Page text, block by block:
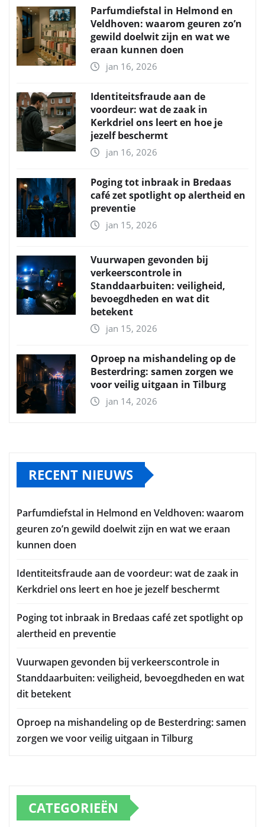
Parfumdiefstal in Helmond en
Veldhoven: waarom geuren zo’n
gewild doelwit zijn en wat we
eraan kunnen doen
jan 16, 2026
Identiteitsfraude aan de
voordeur: wat de zaak in
Kerkdriel ons leert en hoe je
jezelf beschermt
jan 16, 2026
Poging tot inbraak in Bredaas
café zet spotlight op alertheid en
preventie
jan 15, 2026
Vuurwapen gevonden bij
verkeerscontrole in
Standdaarbuiten: veiligheid,
bevoegdheden en wat dit
betekent
jan 15, 2026
Oproep na mishandeling op de
Besterdring: samen zorgen we
voor veilig uitgaan in Tilburg
jan 14, 2026
RECENT NIEUWS
Parfumdiefstal in Helmond en Veldhoven: waarom
geuren zo’n gewild doelwit zijn en wat we eraan
kunnen doen
Identiteitsfraude aan de voordeur: wat de zaak in
Kerkdriel ons leert en hoe je jezelf beschermt
Poging tot inbraak in Bredaas café zet spotlight op
alertheid en preventie
Vuurwapen gevonden bij verkeerscontrole in
Standdaarbuiten: veiligheid, bevoegdheden en wat
dit betekent
Oproep na mishandeling op de Besterdring: samen
zorgen we voor veilig uitgaan in Tilburg
CATEGORIEËN